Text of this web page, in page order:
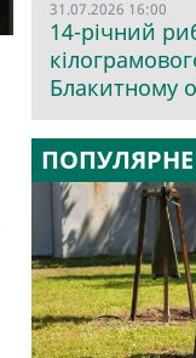
31.07.2026 16:00
14-річний
Блакитному